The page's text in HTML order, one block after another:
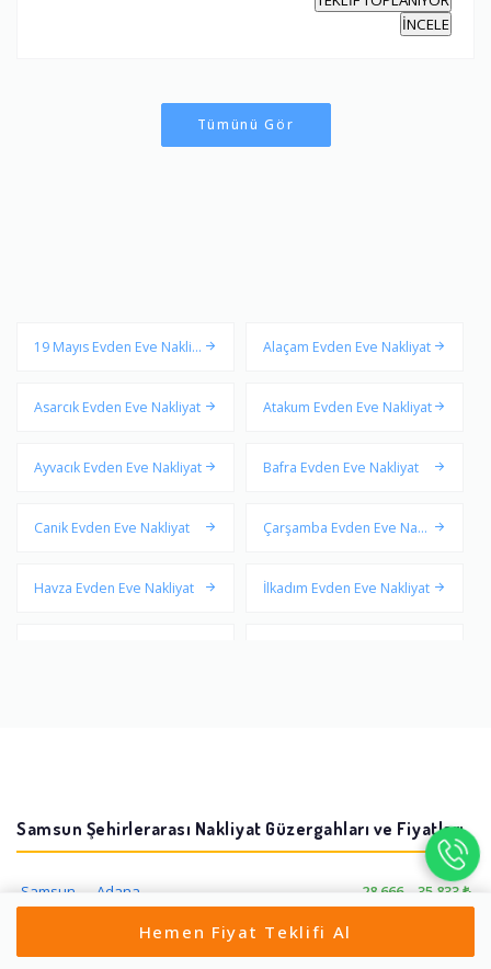
İNCELE
Tümünü Gör
19 Mayıs Evden Eve Nakliy
Alaçam Evden Eve Nakliyat
Asarcık Evden Eve Nakliyat Atakum Evden Eve Nakliyat
Ayvacık Evden Eve Nakliyat Bafra Evden Eve Nakliyat
Canik Evden Eve Nakliyat
Çarşamba Evden Eve Nakli
Havza Evden Eve Nakliyat
İlkadım Evden Eve Nakliyat
Yakakent Evden Eve Nakliy
at
Samsun Şehirlerarası Nakliyat Güzergahları ve Fiyatları
Samsun → Adana 28.666 – 35.833 ₺
Samsun → AdıyamanHemen Fiyat Teklifi Al